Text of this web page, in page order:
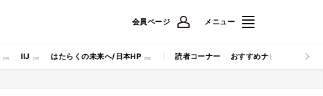
会員ページ メニュー
IIJ はたらくの未来へ/日本HP 読者コーナー おすすめナビ マイナビ